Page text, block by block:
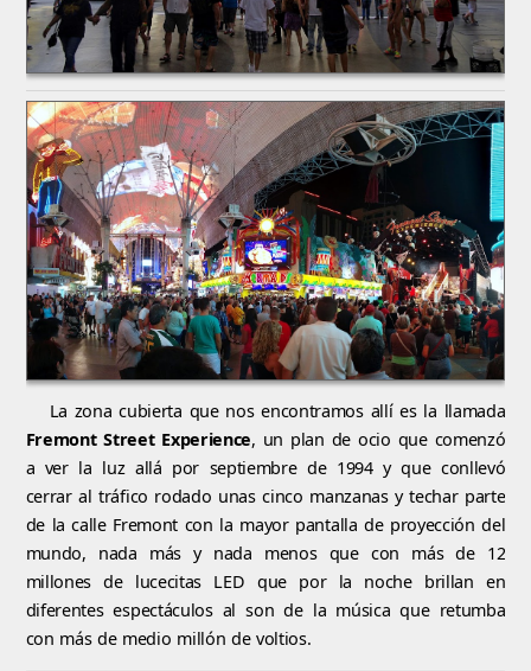
La zona cubierta que nos encontramos allí es la llamada
Fremont Street Experience, un plan de ocio que comenzó
a ver la luz allá por septiembre de 1994 y que conllevó
cerrar al tráfico rodado unas cinco manzanas y techar parte
de la calle Fremont con la mayor pantalla de proyección del
mundo, nada más y nada menos que con más de 12
millones de lucecitas LED que por la noche brillan en
diferentes espectáculos al son de la música que retumba
con más de medio millón de voltios.